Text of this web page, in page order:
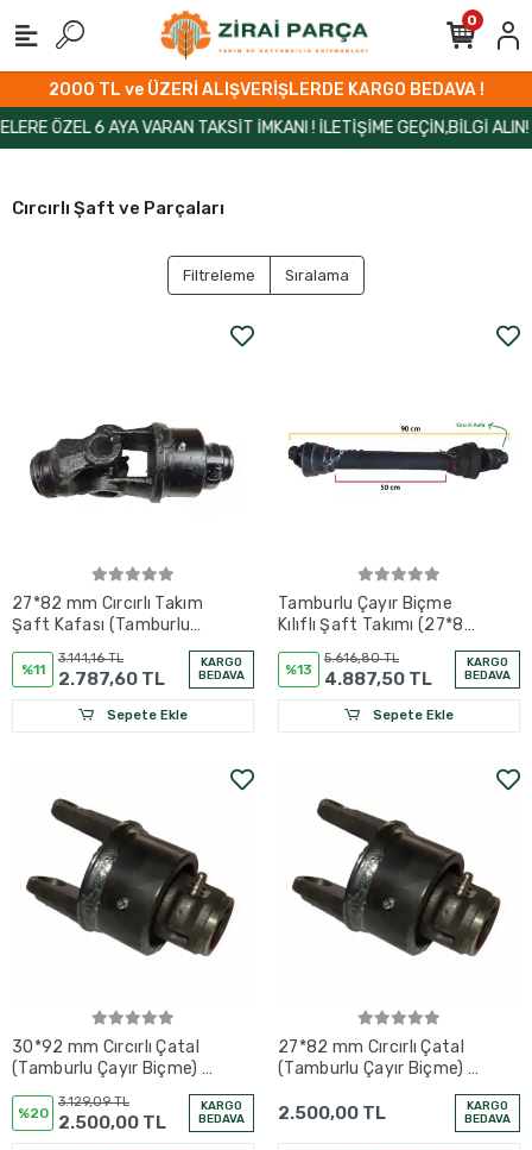
2000 TL ve ÜZERİ ALIŞVERİŞLERDE KARGO BEDAVA !
ÖZEL 6 AYA VARAN TAKSİT İMKANI ! İLETİŞİME GEÇİN,BİLGİ ALIN!
0
Cırcırlı Şaft ve Parçaları
Filtreleme Sıralama
27*82 mm Cırcırlı Takım
Şaft Kafası (Tamburlu
Kafaları
%11
3.141,16 TL
2.787,60 TL
KARGO
BEDAVA
Sepete Ekle
Tamburlu Çayır Biçme
Kılıflı Şaft Takımı (27*82
%13
5.616,80 TL
4.887,50 TL
KARGO
BEDAVA
Sepete Ekle
30*92 mm Cırcırlı Çatal
(Tamburlu Çayır Biçme) -
%20
3.129,09 TL
2.500,00 TL
KARGO
BEDAVA
27*82 mm Cırcırlı Çatal
(Tamburlu Çayır Biçme) -
2.500,00 TL
KARGO
BEDAVA